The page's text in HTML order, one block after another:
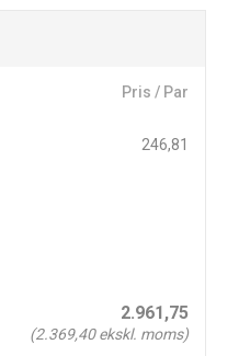
Pris / Par
246,81
2.961,75
(2.369,40ekskl. moms)